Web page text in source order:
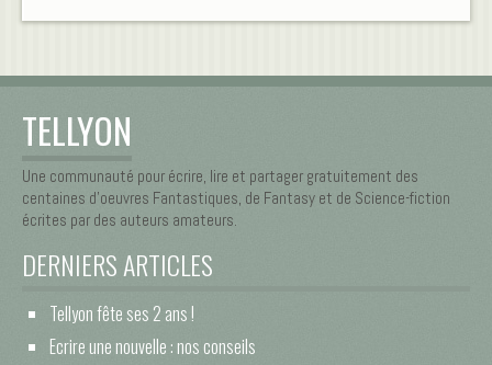
TELLYON
Une communauté pour écrire, lire et partager gratuitement des
centaines d’oeuvres Fantastiques, de Fantasy et de Science-fiction
écrites par des auteurs amateurs.
DERNIERS ARTICLES
Tellyon fête ses 2 ans !
Ecrire une nouvelle : nos conseils